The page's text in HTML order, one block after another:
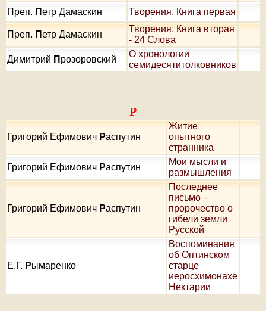
Преп. Петр Дамаскин Творения. Книга первая
Преп. Петр Дамаскин
Творения. Книга вторая
- 24 Слова
Димитрий П розоровский
О хронологии
семидесятитолковников
Р
Григорий Ефимович Распутин
Житие
опытного
странника
Григорий Ефимович Распутин
Мои мысли и
размышления
Григорий Ефимович Распутин
Последнее
письмо –
пророчество о
гибели земли
Русской
Е.Г. Рымаренко
Воспоминания
об Оптинском
старце
иеросхимонахе
Нектарии